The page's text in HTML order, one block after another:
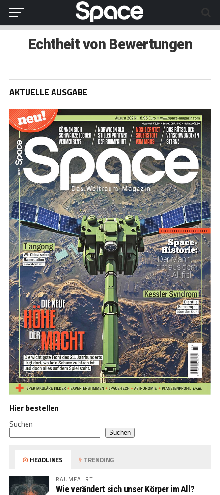
Echtheit von Bewertungen
AKTUELLE AUSGABE
Hier bestellen
Suchen
Suchen
HEADLINES TRENDING
RAUMFAHRT
Wie verändert sich unser Körper im All?